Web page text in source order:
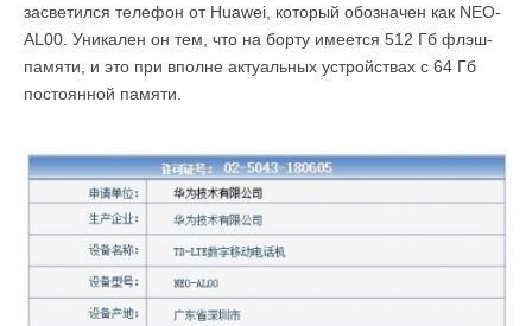
засветился телефон от Huawei, который обозначен как NEO-
AL00. Уникален он тем, что на борту имеется 512 Гб флэш-
памяти, и это при вполне актуальных устройствах с 64 Гб
постоянной памяти.